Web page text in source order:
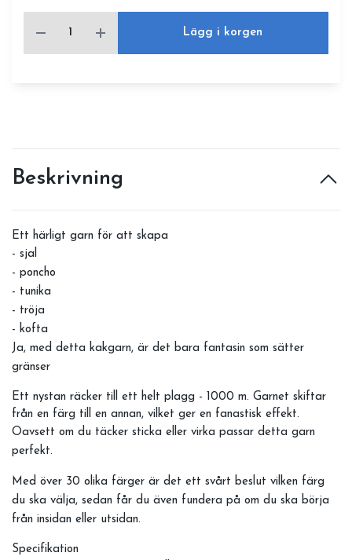
Lägg i korgen
Beskrivning
Ett härligt garn för att skapa
- sjal
- poncho
- tunika
- tröja
- kofta
Ja, med detta kakgarn, är det bara fantasin som sätter
gränser
Ett nystan räcker till ett helt plagg - 1000 m. Garnet skiftar
från en färg till en annan, vilket ger en fanastisk effekt.
Oavsett om du täcker sticka eller virka passar detta garn
perfekt.
Med över 30 olika färger är det ett svårt beslut vilken färg
du ska välja, sedan får du även fundera på om du ska börja
från insidan eller utsidan.
Specifikation